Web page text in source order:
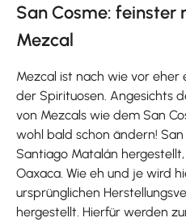
San Cosme: feinster
Mezcal
Mezcal ist nach wie vor eher
der Spirituosen. Angesichts
von Mezcals wie dem San
wohl bald schon ändern!
Santiago Matalán
Oaxaca. Wie eh und je wird
ursprünglichen
hergestellt. Hierfür werden